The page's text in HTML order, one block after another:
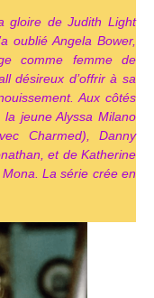
gloire de Judith Light
oublié Angela Bower,
comme femme de
désireux d’offrir à sa
Aux côtés
jeune Alyssa Milano
Charmed), Danny
et de Katherine
La série crée en